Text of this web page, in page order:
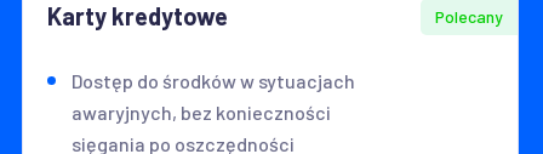
Karty kredytowe
Dostęp do środków w sytuacjach
awaryjnych, bez konieczności
sięgania po oszczędności
Polecany